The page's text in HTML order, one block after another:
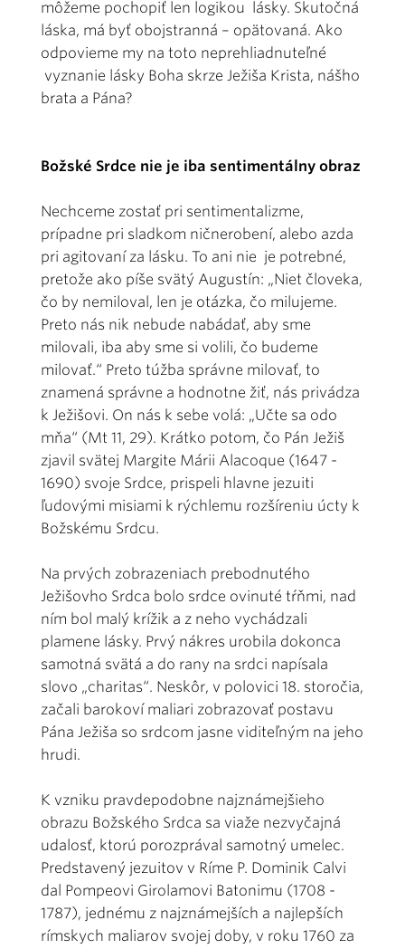
môžeme pochopiť len logikou lásky. Skutočná
láska, má byť obojstranná – opätovaná. Ako
odpovieme my na toto neprehliadnuteľné
vyznanie lásky Boha skrze Ježiša Krista, nášho
brata a Pána?
Božské Srdce nie je iba sentimentálny obraz
Nechceme zostať pri sentimentalizme,
prípadne pri sladkom ničnerobení, alebo azda
pri agitovaní za lásku. To ani nie je potrebné,
pretože ako píše svätý Augustín: „Niet človeka,
čo by nemiloval, len je otázka, čo milujeme.
Preto nás nik nebude nabádať, aby sme
milovali, iba aby sme si volili, čo budeme
milovať.“ Preto túžba správne milovať, to
znamená správne a hodnotne žiť, nás privádza
k Ježišovi. On nás k sebe volá: „Učte sa odo
mňa“ (Mt 11, 29). Krátko potom, čo Pán Ježiš
zjavil svätej Margite Márii Alacoque (1647 -
1690) svoje Srdce, prispeli hlavne jezuiti
ľudovými misiami k rýchlemu rozšíreniu úcty k
Božskému Srdcu.
Na prvých zobrazeniach prebodnutého
Ježišovho Srdca bolo srdce ovinuté tŕňmi, nad
ním bol malý krížik a z neho vychádzali
plamene lásky. Prvý nákres urobila dokonca
samotná svätá a do rany na srdci napísala
slovo „charitas“. Neskôr, v polovici 18. storočia,
začali barokoví maliari zobrazovať postavu
Pána Ježiša so srdcom jasne viditeľným na jeho
hrudi.
K vzniku pravdepodobne najznámejšieho
obrazu Božského Srdca sa viaže nezvyčajná
udalosť, ktorú porozprával samotný umelec.
Predstavený jezuitov v Ríme P. Dominik Calvi
dal Pompeovi Girolamovi Batonimu (1708 -
1787), jednému z najznámejších a najlepších
rímskych maliarov svojej doby, v roku 1760 za